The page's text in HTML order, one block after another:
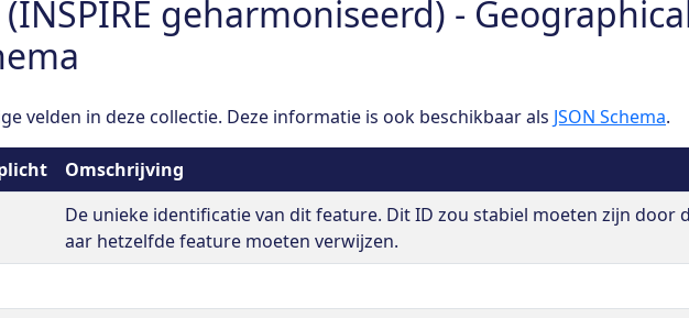
geharmoniseerd) -
velden in deze collectie. Deze informatie is ook beschikbaar als JSON Schema.
Omschrijving
De unieke identificatie van dit feature. Dit ID zou stabiel moeten zijn door
aar hetzelfde feature moeten verwijzen.